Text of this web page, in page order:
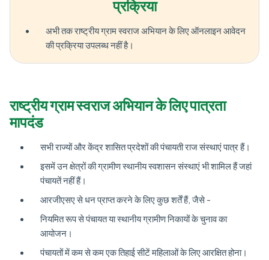
प्रक्रिया
अभी तक राष्ट्रीय ग्राम स्वराज अभियान के लिए ऑनलाइन आवेदन
की प्रक्रिया उपलब्ध नहीं है।
राष्ट्रीय ग्राम स्वराज अभियान के लिए पात्रता
मापदंड
सभी राज्यों और केंद्र शासित प्रदेशों की पंचायती राज संस्थाएं पात्र हैं।
इसमें उन क्षेत्रों की ग्रामीण स्थानीय स्वशासन संस्थाएं भी शामिल हैं जहां
पंचायतें नहीं हैं।
आरजीएसए से धन प्राप्त करने के लिए कुछ शर्तें हैं, जैसे -
नियमित रूप से पंचायत या स्थानीय ग्रामीण निकायों के चुनाव का
आयोजन।
पंचायतों में कम से कम एक तिहाई सीटें महिलाओं के लिए आरक्षित होना।